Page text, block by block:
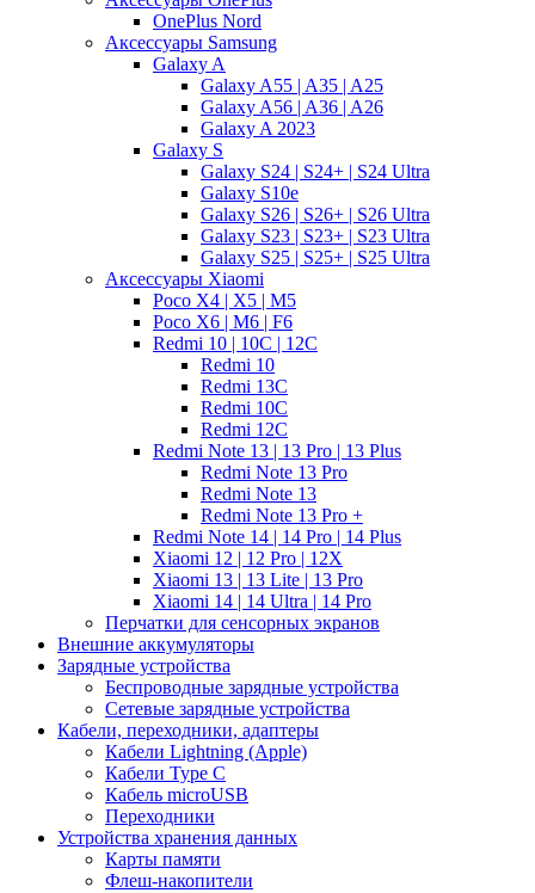
OnePlus Nord
Аксессуары Samsung
Galaxy A
Galaxy A55 | A35 | A25
Galaxy A56 | A36 | A26
Galaxy A 2023
Galaxy S
Galaxy S24 | S24+ | S24 Ultra
Galaxy S10e
Galaxy S26 | S26+ | S26 Ultra
Galaxy S23 | S23+ | S23 Ultra
Galaxy S25 | S25+ | S25 Ultra
Аксессуары Xiaomi
Poco X4 | X5 | M5
Poco X6 | M6 | F6
Redmi 10 | 10C | 12C
Redmi 10
Redmi 13C
Redmi 10C
Redmi 12C
Redmi Note 13 | 13 Pro | 13 Plus
Redmi Note 13 Pro
Redmi Note 13
Redmi Note 13 Pro +
Redmi Note 14 | 14 Pro | 14 Plus
Xiaomi 12 | 12 Pro | 12X
Xiaomi 13 | 13 Lite | 13 Pro
Xiaomi 14 | 14 Ultra | 14 Pro
Перчатки для сенсорных экранов
Внешние аккумуляторы
Зарядные устройства
Беспроводные зарядные устройства
Сетевые зарядные устройства
Кабели, переходники, адаптеры
Кабели Lightning (Apple)
Кабели Type C
Кабель microUSB
Переходники
Устройства хранения данных
Карты памяти
Флеш-накопители